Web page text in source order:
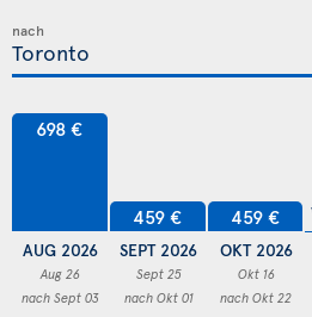
nach
698 €
AUG 2026
Aug 26
nach Sept 03
459 €
SEPT 2026
Sept 25
nach Okt 01
459 €
OKT 2026
Okt 16
nach Okt 22